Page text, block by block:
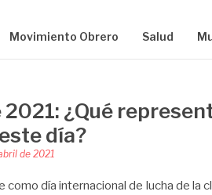
Movimiento Obrero Salud
2021: ¿Qué
día?
de 2021
como día internacional de lucha de la